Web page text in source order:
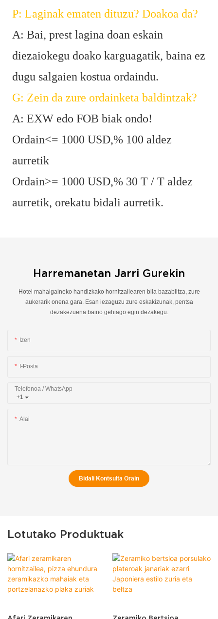
P: Laginak ematen dituzu? Doakoa da?
A: Bai, prest lagina doan eskain
diezaiokegu doako karguagatik, baina ez
dugu salgaien kostua ordaindu.
G: Zein da zure ordainketa baldintzak?
A: EXW edo FOB biak ondo!
Ordain<= 1000 USD,% 100 aldez
aurretik
Ordain>= 1000 USD,% 30 T / T aldez
aurretik, orekatu bidali aurretik.
Harremanetan Jarri Gurekin
Hotel mahaigaineko handizkako hornitzailearen bila bazabiltza, zure
aukerarik onena gara. Esan iezaguzu zure eskakizunak, pentsa
dezakezuena baino gehiago egin dezakegu.
Izen
I-Posta
+1
Telefonoa / WhatsApp
Alai
Bidali Kontsulta Orain
Lotutako Produktuak